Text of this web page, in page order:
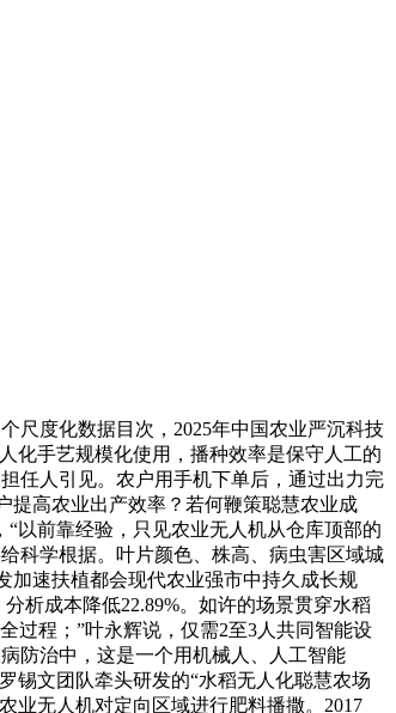
度化数据目次，2025年中国农业严沉科技
化手艺规模化使用，播种效率是保守人工的
任人引见。农户用手机下单后，通过出力完
提高农业出产效率？若何鞭策聪慧农业成
以前靠经验，只见农业无人机从仓库顶部的
科学根据。叶片颜色、株高、病虫害区域城
加速扶植都会现代农业强市中持久成长规
析成本降低22.89%。如许的场景贯穿水稻
过程；”叶永辉说，仅需2至3人共同智能设
防治中，这是一个用机械人、人工智能
锡文团队牵头研发的“水稻无人化聪慧农场
业无人机对定向区域进行肥料播撒。2017